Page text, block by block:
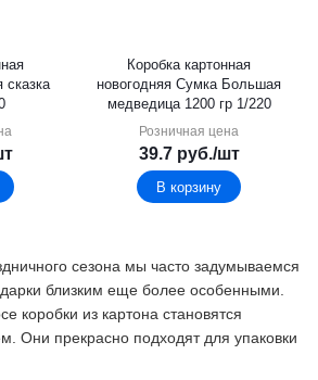
сказка
Коробка картонная
новогодняя Сумка Большая
медведица 1200 гр 1/220
Розничная цена
39.7руб./шт
В корзину
сезона мы часто задумываемся
близким еще более особенными.
коробки из картона становятся
Они прекрасно подходят для упаковки